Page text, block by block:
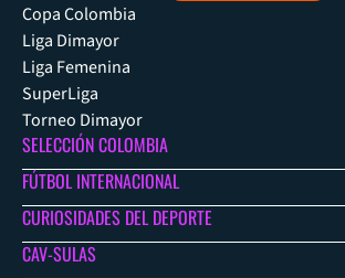
Copa Colombia
Liga Dimayor
Liga Femenina
SuperLiga
Torneo Dimayor
SELECCIÓN COLOMBIA
FÚTBOL INTERNACIONAL
CURIOSIDADES DEL DEPORTE
CAV-SULAS